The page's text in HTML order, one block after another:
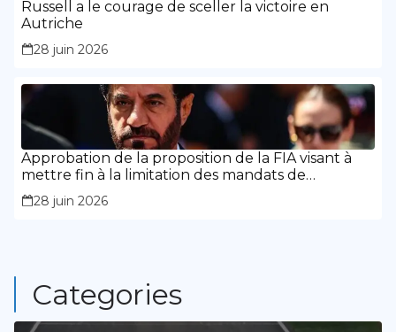
Russell a le courage de sceller la victoire en
Autriche
28 juin 2026
Approbation de la proposition de la FIA visant à
mettre fin à la limitation des mandats de
présidence
28 juin 2026
Categories